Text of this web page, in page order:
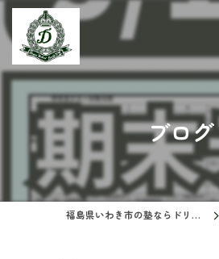
ブログ
福島県いわき市の塾ならドリームスクール